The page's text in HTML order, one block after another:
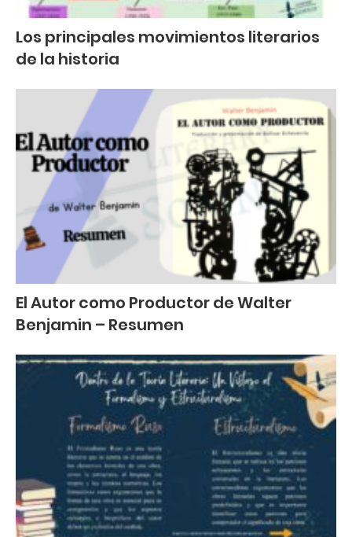
Los principales movimientos literarios
de la historia
El Autor como Productor de Walter
Benjamin – Resumen